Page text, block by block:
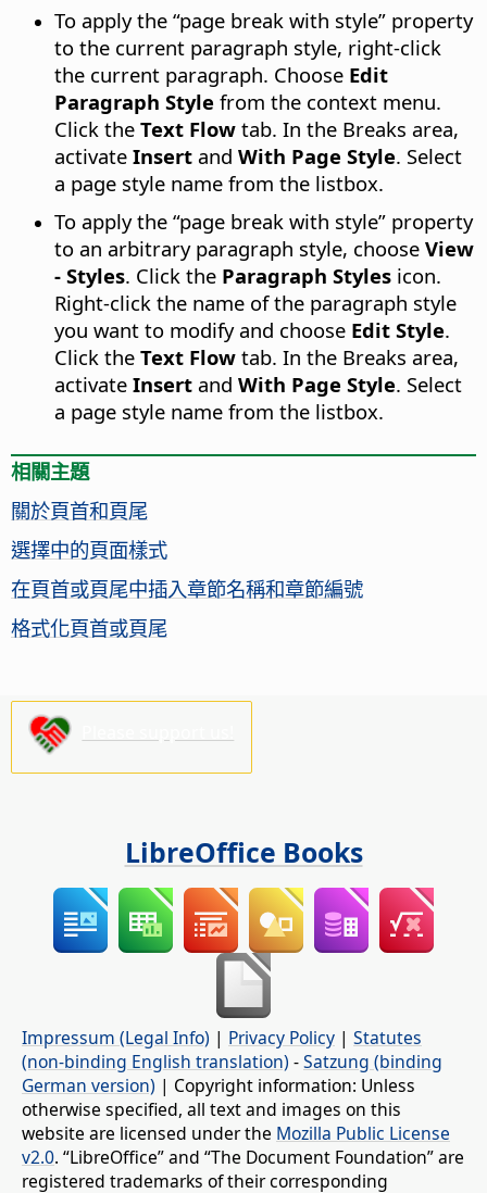
To apply the “page break with style” property
to the current paragraph style, right-click
the current paragraph. Choose Edit
Paragraph Style from the context menu.
Click the Text Flow tab. In the Breaks area,
activate Insert and With Page Style. Select
a page style name from the listbox.
To apply the “page break with style” property
to an arbitrary paragraph style, choose View
- Styles. Click the Paragraph Styles icon.
Right-click the name of the paragraph style
you want to modify and choose Edit Style.
Click the Text Flow tab. In the Breaks area,
activate Insert and With Page Style. Select
a page style name from the listbox.
相關主題
關於頁首和頁尾
選擇中的頁面樣式
在頁首或頁尾中插入章節名稱和章節編號
格式化頁首或頁尾
LibreOffice Books
Impressum (Legal Info) | Privacy Policy | Statutes
(non-binding English translation) -Satzung (binding
German version) | Copyright information: Unless
otherwise specified, all text and images on this
website are licensed under the Mozilla Public License
v2.0. “LibreOffice” and “The Document Foundation” are
registered trademarks of their corresponding